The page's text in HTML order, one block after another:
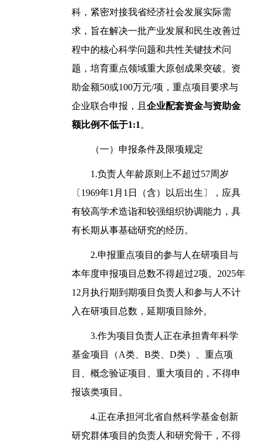
科，紧密对接我省经济社会发展实际需
求，旨在解决一批产业发展和民生改善过
程中的核心科学问题和共性关键技术问
题，培育重点领域重大原创成果突破。资
助金额50或100万元/项，重点项目要求与
企业联合申报，且 企业配套资金与资助金
额比例不低于1:1 。
（一）申报条件及限项规定
1.负责人年龄原则上不超过57周岁
〔1969年1月1日（含）以后出生〕，应具
有较高学术造诣和较强组织协调能力，具
有长期从事基础研究的经历。
2.申报重点项目的参与人在研项目与
本年度申报项目总数不得超过2项。2025年
12月执行期到期项目负责人和参与人不计
入在研项目总数，延期项目除外。
3.作为项目负责人正在承担青年科学
基金项目（A类、B类、D类）、重点项
目、概念验证项目、重大项目的，不得申
报该类项目。
4.正在承担河北省自然科学基金创新
研究群体项目的负责人和研究骨干，不得